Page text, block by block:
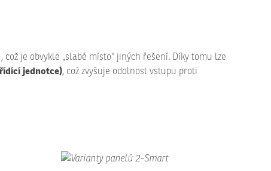
je obvykle „slabé místo“ jiných řešení. Díky tomu lze
jednotce), což zvyšuje odolnost vstupu proti